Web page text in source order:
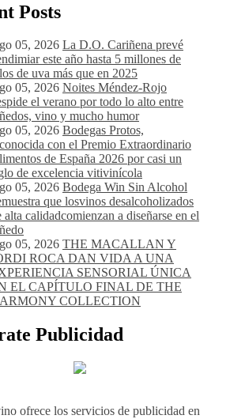
Posts
05, 2026 La D.O. Cariñena prevé
este año hasta 5 millones de
de uva más que en 2025
05, 2026 Noites Méndez-Rojo
el verano por todo lo alto entre
vino y mucho humor
05, 2026 Bodegas Protos,
con el Premio Extraordinario
de España 2026 por casi un
de excelencia vitivinícola
05, 2026 Bodega Win Sin Alcohol
que losvinos desalcoholizados
alta calidadcomienzan a diseñarse en el
05, 2026 THE MACALLAN Y
ROCA DAN VIDA A UNA
SENSORIAL ÚNICA
EL CAPÍTULO FINAL DE THE
COLLECTION
Publicidad
ofrece los servicios de publicidad en